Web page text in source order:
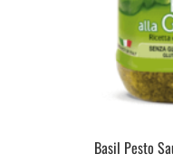
Basil Pesto